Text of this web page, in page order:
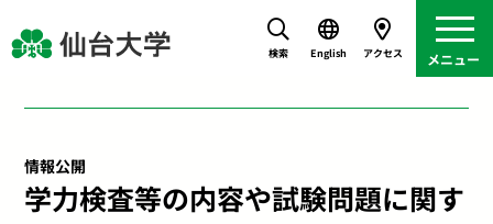
検索 English アクセス
情報公開
学力検査等の内容や試験問題に関す